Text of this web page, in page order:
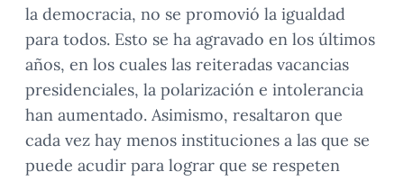
la democracia, no se promovió la igualdad
para todos. Esto se ha agravado en los últimos
años, en los cuales las reiteradas vacancias
presidenciales, la polarización e intolerancia
han aumentado. Asimismo, resaltaron que
cada vez hay menos instituciones a las que se
puede acudir para lograr que se respeten